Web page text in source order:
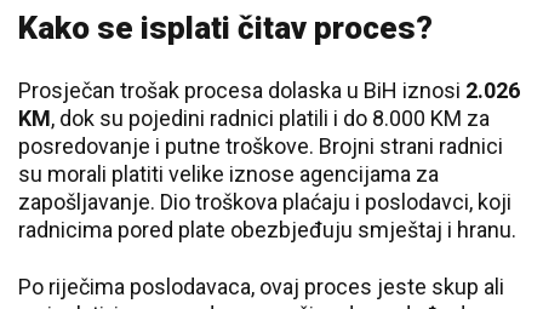
Kako se isplati čitav proces?
Prosječan trošak procesa dolaska u BiH iznosi 2.026
KM, dok su pojedini radnici platili i do 8.000 KM za
posredovanje i putne troškove. Brojni strani radnici
su morali platiti velike iznose agencijama za
zapošljavanje. Dio troškova plaćaju i poslodavci, koji
radnicima pored plate obezbjeđuju smještaj i hranu.
Po riječima poslodavaca, ovaj proces jeste skup ali